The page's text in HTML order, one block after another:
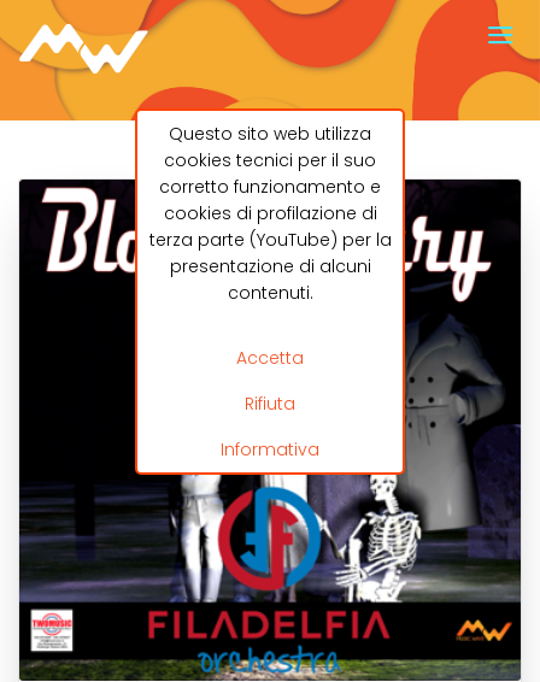
Questo sito web utilizza
cookies tecnici per il suo
corretto funzionamento e
cookies di profilazione di
terza parte (YouTube) per la
presentazione di alcuni
contenuti.
Accetta
Rifiuta
Informativa